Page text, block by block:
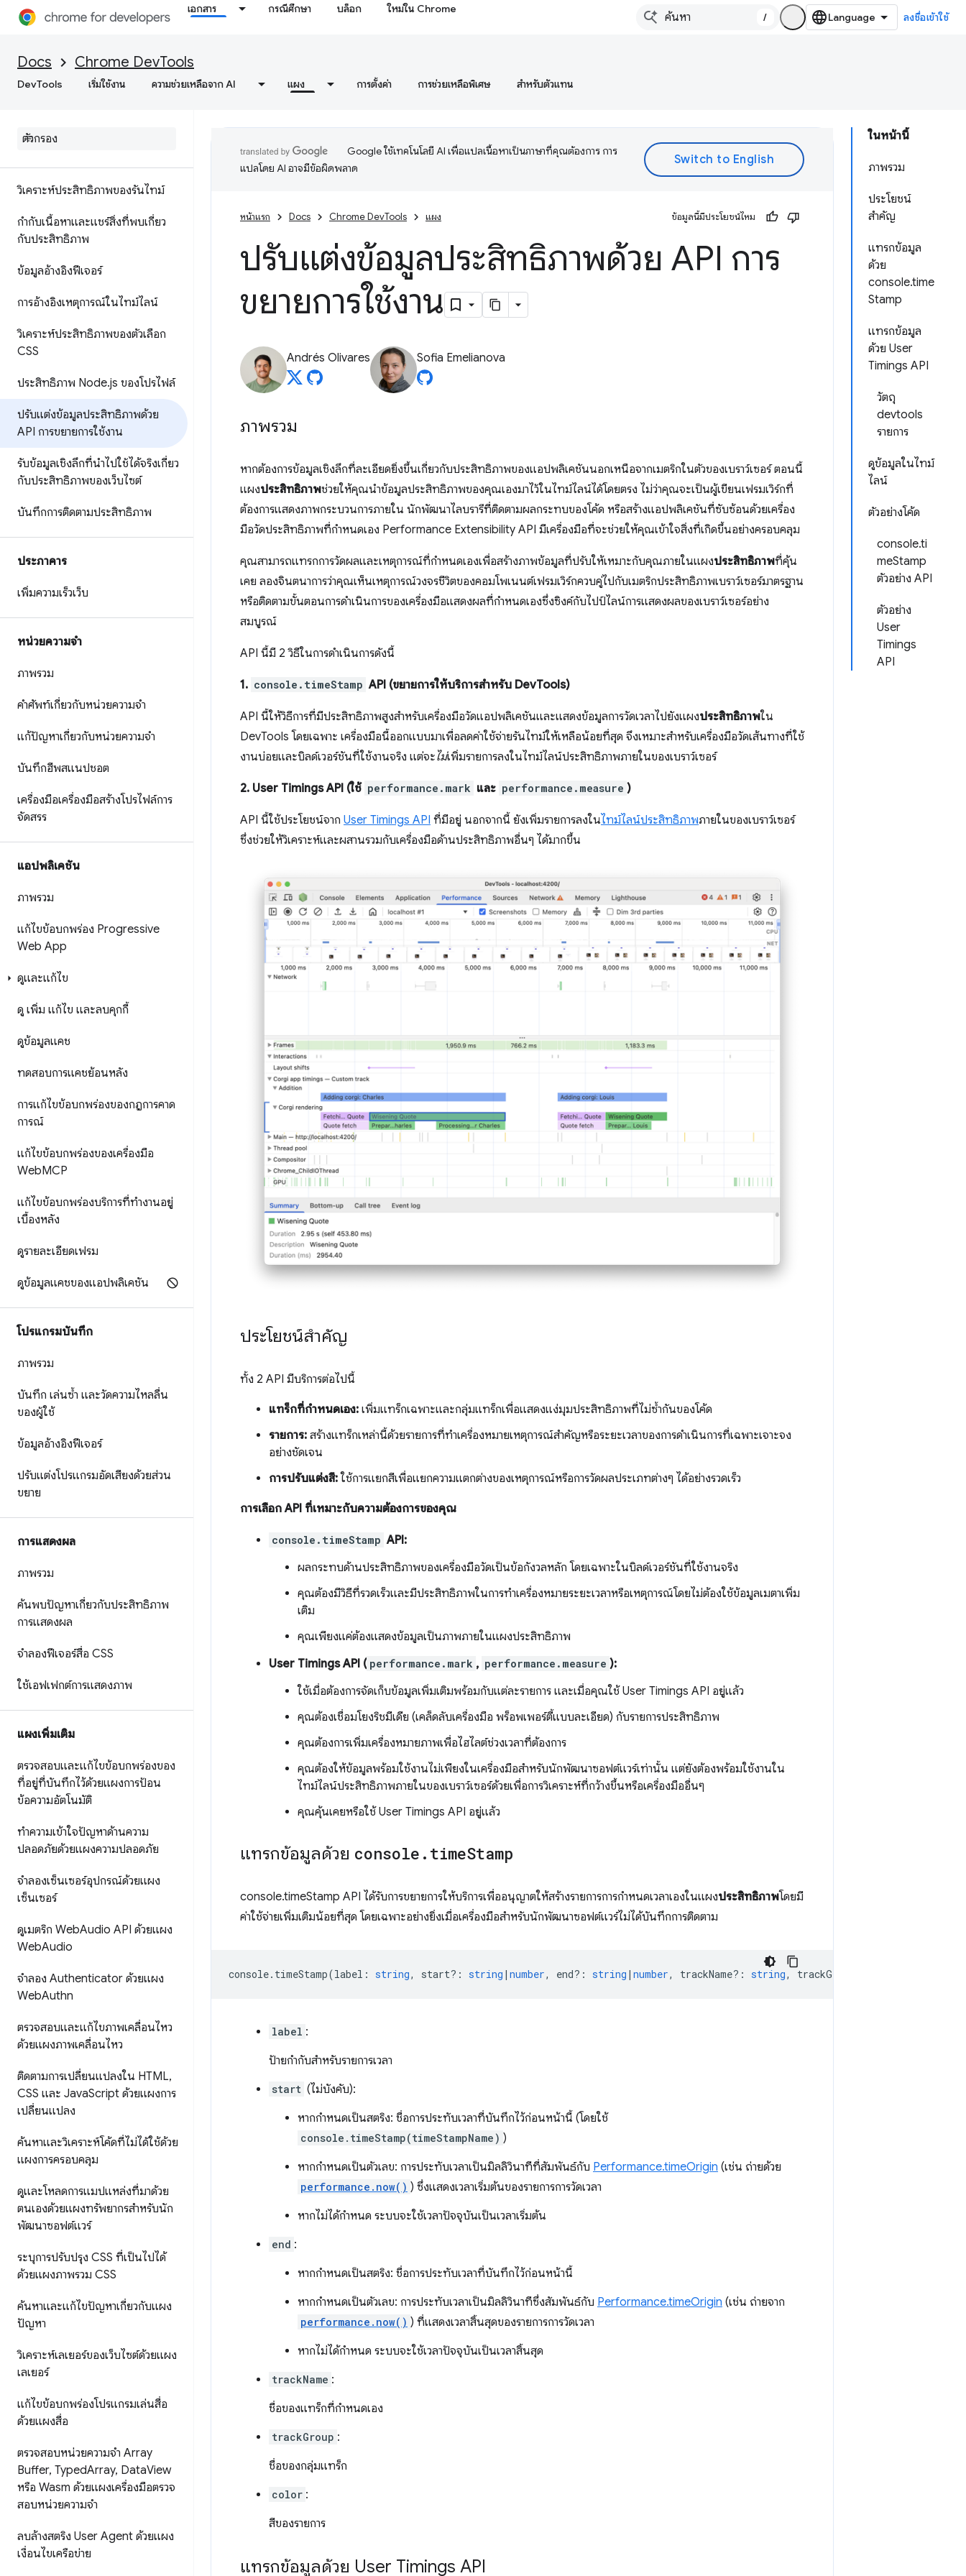
เอกสาร กรณีศึกษา บล็อก ใหม่ใน Chrome
/ ลงชื่อเข้าใช้
Docs Chrome DevTools
DevTools เริ่มใช้งาน ความช่วยเหลือจาก AI แผง การตั้งค่า การช่วยเหลือพิเศษ สำหรับตัวแทน
ตรวจสอบกิจกรรมเครือข่าย
ดูทรัพยากรของหน้า
วิเคราะห์ประสิทธิภาพของรันไทม์
กำกับเนื้อหาและแชร์สิ่งที่พบเกี่ยว
กับประสิทธิภาพ
ข้อมูลอ้างอิงฟีเจอร์
การอ้างอิงเหตุการณ์ในไทม์ไลน์
วิเคราะห์ประสิทธิภาพของตัวเลือก
CSS
ประสิทธิภาพ Node.js ของโปรไฟล์
ปรับแต่งข้อมูลประสิทธิภาพด้วย
API การขยายการใช้งาน
รับข้อมูลเชิงลึกที่นำไปใช้ได้จริงเกี่ยว
กับประสิทธิภาพของเว็บไซต์
บันทึกการติดตามประสิทธิภาพ
ประภาคาร
เพิ่มความเร็วเว็บ
หน่วยความจำ
ภาพรวม
คำศัพท์เกี่ยวกับหน่วยความจำ
แก้ปัญหาเกี่ยวกับหน่วยความจำ
บันทึกฮีพสแนปชอต
เครื่องมือเครื่องมือสร้างโปรไฟล์การ
จัดสรร
แอปพลิเคชัน
ภาพรวม
แก้ไขข้อบกพร่อง Progressive
Web App
ดูและแก้ไข
ดู เพิ่ม แก้ไข และลบคุกกี้
ดูข้อมูลแคช
ทดสอบการแคชย้อนหลัง
การแก้ไขข้อบกพร่องของกฎการคาด
การณ์
แก้ไขข้อบกพร่องของเครื่องมือ
WebMCP
แก้ไขข้อบกพร่องบริการที่ทำงานอยู่
เบื้องหลัง
ดูรายละเอียดเฟรม
ดูข้อมูลแคชของแอปพลิเคชัน
โปรแกรมบันทึก
ภาพรวม
บันทึก เล่นซ้ำ และวัดความไหลลื่น
ของผู้ใช้
ข้อมูลอ้างอิงฟีเจอร์
ปรับแต่งโปรแกรมอัดเสียงด้วยส่วน
ขยาย
การแสดงผล
ภาพรวม
ค้นพบปัญหาเกี่ยวกับประสิทธิภาพ
การแสดงผล
จำลองฟีเจอร์สื่อ CSS
ใช้เอฟเฟกต์การแสดงภาพ
แผงเพิ่มเติม
ตรวจสอบและแก้ไขข้อบกพร่องของ
ที่อยู่ที่บันทึกไว้ด้วยแผงการป้อน
ข้อความอัตโนมัติ
ทำความเข้าใจปัญหาด้านความ
ปลอดภัยด้วยแผงความปลอดภัย
จำลองเซ็นเซอร์อุปกรณ์ด้วยแผง
เซ็นเซอร์
ดูเมตริก WebAudio API ด้วยแผง
WebAudio
จำลอง Authenticator ด้วยแผง
WebAuthn
ตรวจสอบและแก้ไขภาพเคลื่อนไหว
ด้วยแผงภาพเคลื่อนไหว
ติดตามการเปลี่ยนแปลงใน HTML,
CSS และ JavaScript ด้วยแผงการ
เปลี่ยนแปลง
ค้นหาและวิเคราะห์โค้ดที่ไม่ได้ใช้ด้วย
แผงการครอบคลุม
ดูและโหลดการแมปแหล่งที่มาด้วย
ตนเองด้วยแผงทรัพยากรสำหรับนัก
พัฒนาซอฟต์แวร์
ระบุการปรับปรุง CSS ที่เป็นไปได้
ด้วยแผงภาพรวม CSS
ค้นหาและแก้ไขปัญหาเกี่ยวกับแผง
ปัญหา
วิเคราะห์เลเยอร์ของเว็บไซต์ด้วยแผง
เลเยอร์
แก้ไขข้อบกพร่องโปรแกรมเล่นสื่อ
ด้วยแผงสื่อ
ตรวจสอบหน่วยความจำ Array
Buffer, TypedArray, DataView
หรือ Wasm ด้วยแผงเครื่องมือตรวจ
สอบหน่วยความจำ
ลบล้างสตริง User Agent ด้วยแผง
เงื่อนไขเครือข่าย
ในหน้านี้
ภาพรวม
ประโยชน์
สำคัญ
แทรกข้อมูล
ด้วย
console.time
Stamp
แทรกข้อมูล
ด้วย User
Timings API
วัตถุ
devtools
รายการ
ดูข้อมูลในไทม์
ไลน์
ตัวอย่างโค้ด
console.ti
meStamp
ตัวอย่าง API
ตัวอย่าง
User
Timings
API
Google ใช้เทคโนโลยี AI เพื่อแปลเนื้อหาเป็นภาษาที่คุณต้องการ การ
แปลโดย AI อาจมีข้อผิดพลาด
หน้าแรก Docs Chrome DevTools แผง ข้อมูลนี้มีประโยชน์ไหม
ปรับแต่งข้อมูลประสิทธิภาพด้วย API การ
ขยายการใช้งาน
Andrés Olivares Sofia Emelianova
ภาพรวม
หากต้องการข้อมูลเชิงลึกที่ละเอียดยิ่งขึ้นเกี่ยวกับประสิทธิภาพของแอปพลิเคชันนอกเหนือจากเมตริกในตัวของเบราว์เซอร์ ตอนนี้
แผงประสิทธิภาพช่วยให้คุณนําข้อมูลประสิทธิภาพของคุณเองมาไว้ในไทม์ไลน์ได้โดยตรง ไม่ว่าคุณจะเป็นผู้เขียนเฟรมเวิร์กที่
ต้องการแสดงภาพกระบวนการภายใน นักพัฒนาไลบรารีที่ติดตามผลกระทบของโค้ด หรือสร้างแอปพลิเคชันที่ซับซ้อนด้วยเครื่อง
มือวัดประสิทธิภาพที่กําหนดเอง Performance Extensibility API มีเครื่องมือที่จะช่วยให้คุณเข้าใจสิ่งที่เกิดขึ้นอย่างครอบคลุม
คุณสามารถแทรกการวัดผลและเหตุการณ์ที่กําหนดเองเพื่อสร้างภาพข้อมูลที่ปรับให้เหมาะกับคุณภายในแผงประสิทธิภาพที่คุ้น
เคย ลองจินตนาการว่าคุณเห็นเหตุการณ์วงจรชีวิตของคอมโพเนนต์เฟรมเวิร์กควบคู่ไปกับเมตริกประสิทธิภาพเบราว์เซอร์มาตรฐาน
หรือติดตามขั้นตอนการดำเนินการของเครื่องมือแสดงผลที่กําหนดเองซึ่งซิงค์กับไปป์ไลน์การแสดงผลของเบราว์เซอร์อย่าง
สมบูรณ์
API นี้มี 2 วิธีในการดำเนินการดังนี้
1. console.timeStamp API (ขยายการให้บริการสำหรับ DevTools)
API นี้ให้วิธีการที่มีประสิทธิภาพสูงสําหรับเครื่องมือวัดแอปพลิเคชันและแสดงข้อมูลการวัดเวลาไปยังแผงประสิทธิภาพใน
DevTools โดยเฉพาะ เครื่องมือนี้ออกแบบมาเพื่อลดค่าใช้จ่ายรันไทม์ให้เหลือน้อยที่สุด จึงเหมาะสําหรับเครื่องมือวัดเส้นทางที่ใช้
งานบ่อยและบิลด์เวอร์ชันที่ใช้งานจริง แต่จะไม่เพิ่มรายการลงในไทม์ไลน์ประสิทธิภาพภายในของเบราว์เซอร์
2. User Timings API (ใช้ performance.mark และ performance.measure )
API นี้ใช้ประโยชน์จาก User Timings API ที่มีอยู่ นอกจากนี้ ยังเพิ่มรายการลงในไทม์ไลน์ประสิทธิภาพภายในของเบราว์เซอร์
ซึ่งช่วยให้วิเคราะห์และผสานรวมกับเครื่องมือด้านประสิทธิภาพอื่นๆ ได้มากขึ้น
ประโยชน์สำคัญ
ทั้ง 2 API มีบริการต่อไปนี้
แทร็กที่กำหนดเอง: เพิ่มแทร็กเฉพาะและกลุ่มแทร็กเพื่อแสดงแง่มุมประสิทธิภาพที่ไม่ซ้ำกันของโค้ด
รายการ: สร้างแทร็กเหล่านี้ด้วยรายการที่ทําเครื่องหมายเหตุการณ์สําคัญหรือระยะเวลาของการดำเนินการที่เฉพาะเจาะจง
อย่างชัดเจน
การปรับแต่งสี: ใช้การแยกสีเพื่อแยกความแตกต่างของเหตุการณ์หรือการวัดผลประเภทต่างๆ ได้อย่างรวดเร็ว
การเลือก API ที่เหมาะกับความต้องการของคุณ
console.timeStamp API:
ผลกระทบด้านประสิทธิภาพของเครื่องมือวัดเป็นข้อกังวลหลัก โดยเฉพาะในบิลด์เวอร์ชันที่ใช้งานจริง
คุณต้องมีวิธีที่รวดเร็วและมีประสิทธิภาพในการทําเครื่องหมายระยะเวลาหรือเหตุการณ์โดยไม่ต้องใช้ข้อมูลเมตาเพิ่ม
เติม
คุณเพียงแค่ต้องแสดงข้อมูลเป็นภาพภายในแผงประสิทธิภาพ
User Timings API ( performance.mark , performance.measure ):
ใช้เมื่อต้องการจัดเก็บข้อมูลเพิ่มเติมพร้อมกับแต่ละรายการ และเมื่อคุณใช้ User Timings API อยู่แล้ว
คุณต้องเชื่อมโยงริชมีเดีย (เคล็ดลับเครื่องมือ พร็อพเพอร์ตี้แบบละเอียด) กับรายการประสิทธิภาพ
คุณต้องการเพิ่มเครื่องหมายภาพเพื่อไฮไลต์ช่วงเวลาที่ต้องการ
คุณต้องให้ข้อมูลพร้อมใช้งานไม่เพียงในเครื่องมือสำหรับนักพัฒนาซอฟต์แวร์เท่านั้น แต่ยังต้องพร้อมใช้งานใน
ไทม์ไลน์ประสิทธิภาพภายในของเบราว์เซอร์ด้วยเพื่อการวิเคราะห์ที่กว้างขึ้นหรือเครื่องมืออื่นๆ
คุณคุ้นเคยหรือใช้ User Timings API อยู่แล้ว
แทรกข้อมูลด้วย console . timeStamp
console.timeStamp API ได้รับการขยายการให้บริการเพื่ออนุญาตให้สร้างรายการการกําหนดเวลาเองในแผงประสิทธิภาพโดยมี
ค่าใช้จ่ายเพิ่มเติมน้อยที่สุด โดยเฉพาะอย่างยิ่งเมื่อเครื่องมือสำหรับนักพัฒนาซอฟต์แวร์ไม่ได้บันทึกการติดตาม
console. timeStamp(label : string, start? : string | number, end? : string | number, trackName? : string, trackGroup?
label :
ป้ายกำกับสำหรับรายการเวลา
start (ไม่บังคับ):
หากกําหนดเป็นสตริง: ชื่อการประทับเวลาที่บันทึกไว้ก่อนหน้านี้ (โดยใช้
console.timeStamp(timeStampName) )
หากกําหนดเป็นตัวเลข: การประทับเวลาเป็นมิลลิวินาทีที่สัมพันธ์กับ Performance.timeOrigin (เช่น ถ่ายด้วย
performance.now() ) ซึ่งแสดงเวลาเริ่มต้นของรายการการวัดเวลา
หากไม่ได้กําหนด ระบบจะใช้เวลาปัจจุบันเป็นเวลาเริ่มต้น
end :
หากกําหนดเป็นสตริง: ชื่อการประทับเวลาที่บันทึกไว้ก่อนหน้านี้
หากกําหนดเป็นตัวเลข: การประทับเวลาเป็นมิลลิวินาทีซึ่งสัมพันธ์กับ Performance.timeOrigin (เช่น ถ่ายจาก
performance.now() ) ที่แสดงเวลาสิ้นสุดของรายการการวัดเวลา
หากไม่ได้กําหนด ระบบจะใช้เวลาปัจจุบันเป็นเวลาสิ้นสุด
trackName :
ชื่อของแทร็กที่กำหนดเอง
trackGroup :
ชื่อของกลุ่มแทร็ก
color :
สีของรายการ
แทรกข้อมูลด้วย User Timings API